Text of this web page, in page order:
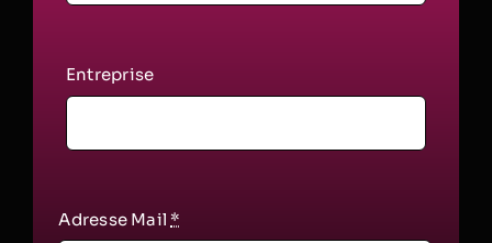
Entreprise
Adresse Mail *